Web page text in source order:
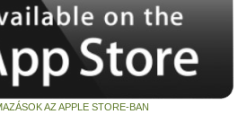
AZ APPLE STORE-BAN